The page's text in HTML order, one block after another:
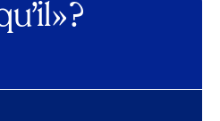
» ?